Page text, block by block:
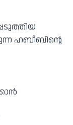
ഹബീബിൻ്റെ